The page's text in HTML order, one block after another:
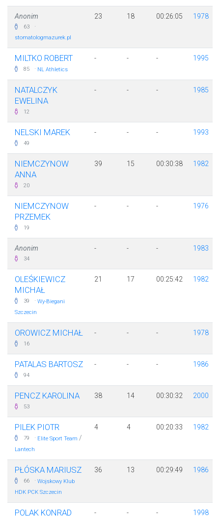
Anonim
63 ·
stomatologmazurek.pl
23 18 00:26:05 1978
MILTKO ROBERT
85 · NL Athletics
- - - 1995
NATALCZYK
EWELINA
12
- - - 1985
NELSKI MAREK
49
- - - 1993
NIEMCZYNOW
ANNA
20
39 15 00:30:38 1982
NIEMCZYNOW
PRZEMEK
19
- - - 1976
Anonim
34
- - - 1983
OLEŚKIEWICZ
MICHAŁ
39 · Wy-Biegani
Szczecin
21 17 00:25:42 1982
OROWICZ MICHAŁ
16
- - - 1978
PATALAS BARTOSZ
94
- - - 1986
PENCZ KAROLINA
53
38 14 00:30:32 2000
PILEK PIOTR
79 · Elite Sport Team /
Lantech
4 4 00:20:33 1982
PŁÓSKA MARIUSZ
66 · Wojskowy Klub
HDK PCK Szczecin
36 13 00:29:49 1986
POLAK KONRAD - - - 1998